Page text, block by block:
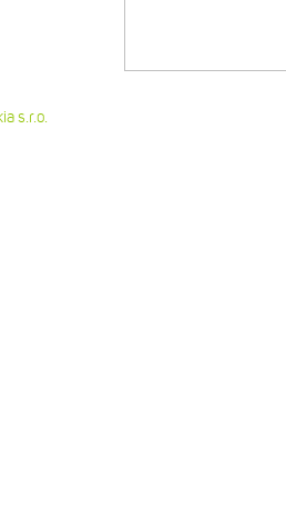
s.r.o.